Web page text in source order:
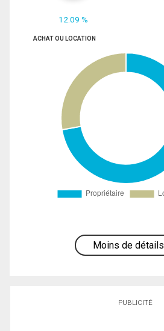
12.09 %
ACHAT OU LOCATION
Moins de détails
PUBLICITÉ